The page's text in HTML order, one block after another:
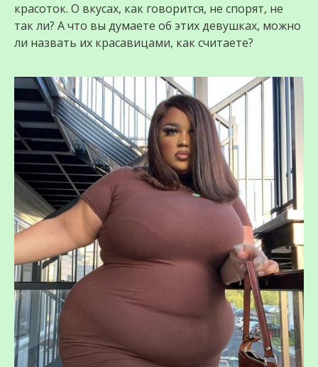
красоток. О вкусах, как говорится, не спорят, не
так ли? А что вы думаете об этих девушках, можно
ли назвать их красавицами, как считаете?